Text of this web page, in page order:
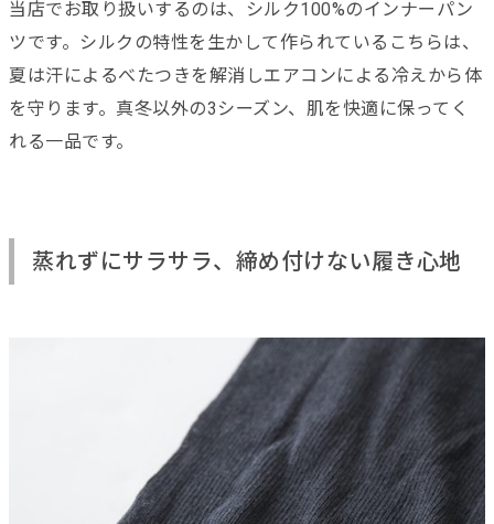
当店でお取り扱いするのは、シルク100%のインナーパン
ツです。シルクの特性を生かして作られているこちらは、
夏は汗によるべたつきを解消しエアコンによる冷えから体
を守ります。真冬以外の3シーズン、肌を快適に保ってく
れる一品です。
蒸れずにサラサラ、締め付けない履き心地